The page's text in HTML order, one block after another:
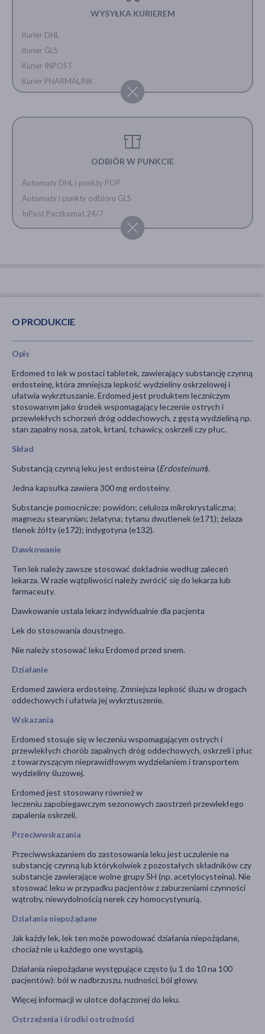
WYSYŁKA KURIEREM
Kurier DHL
Kurier GLS
Kurier INPOST
Kurier PHARMALINK
ODBIÓR W PUNKCIE
Automaty DHL i punkty POP
Automaty i punkty odbioru GLS
InPost Paczkomat 24/7
O PRODUKCIE
Opis
Erdomed to lek w postaci tabletek, zawierający substancję czynną
erdosteinę, która zmniejsza lepkość wydzieliny oskrzelowej i
ułatwia wykrztuszanie. Erdomed jest produktem leczniczym
stosowanym jako środek wspomagający leczenie ostrych i
przewlekłych schorzeń dróg oddechowych, z gęstą wydzieliną np.
stan zapalny nosa, zatok, krtani, tchawicy, oskrzeli czy płuc.
Skład
Substancją czynną leku jest erdosteina (Erdosteinum).
Jedna kapsułka zawiera 300 mg erdosteiny.
Substancje pomocnicze: powidon; celuloza mikrokrystaliczna;
magnezu stearynian; żelatyna; tytanu dwutlenek (e171); żelaza
tlenek żółty (e172); indygotyna (e132).
Dawkowanie
Ten lek należy zawsze stosować dokładnie według zaleceń
lekarza. W razie wątpliwości należy zwrócić się do lekarza lub
farmaceuty.
Dawkowanie ustala lekarz indywidualnie dla pacjenta
Lek do stosowania doustnego.
Nie należy stosować leku Erdomed przed snem.
Działanie
Erdomed zawiera erdosteinę. Zmniejsza lepkość śluzu w drogach
oddechowych i ułatwia jej wykrztuszenie.
Wskazania
Erdomed stosuje się w leczeniu wspomagającym ostrych i
przewlekłych chorób zapalnych dróg oddechowych, oskrzeli i płuc
z towarzyszącym nieprawidłowym wydzielaniem i transportem
wydzieliny śluzowej.
Erdomed jest stosowany również w
leczeniu zapobiegawczym sezonowych zaostrzeń przewlekłego
zapalenia oskrzeli.
Przeciwwskazania
Przeciwwskazaniem do zastosowania leku jest uczulenie na
substancję czynną lub którykolwiek z pozostałych składników czy
substancje zawierające wolne grupy SH (np. acetylocysteina). Nie
stosować leku w przypadku pacjentów z zaburzeniami czynności
wątroby, niewydolnością nerek czy homocystynurią.
Działania niepożądane
Jak każdy lek, lek ten może powodować działania niepożądane,
chociaż nie u każdego one wystąpią.
Działania niepożądane występujące często (u 1 do 10 na 100
pacjentów): ból w nadbrzuszu, nudności, ból głowy.
Więcej informacji w ulotce dołączonej do leku.
Ostrzeżenia i środki ostrożności